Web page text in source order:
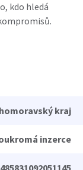
kdo hledá
kraj
inzerce